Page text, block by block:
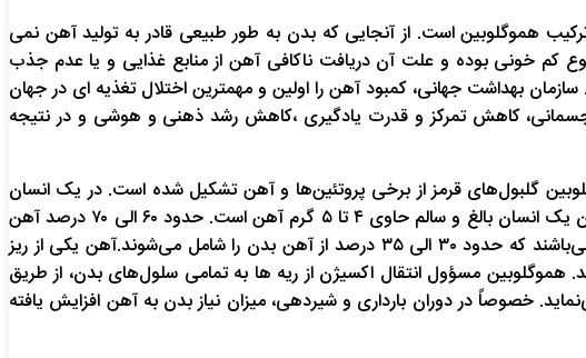
هموگلوبین است. از آنجایی که بدن به طور طبیعی قادر به تولید آهن نمی
کم خونی بوده و علت آن دریافت ناکافی آهن از منابع غذایی و یا عدم جذب
بهداشت جهانی، کمبود آهن را اولین و مهمترین اختلال تغذیه ای در جهان
کاهش تمرکز و قدرت یادگیری ،کاهش رشد ذهنی و هوشی و در نتیجه
گلبول‌های قرمز از برخی پروتئین‌ها و آهن تشکیل شده است. در یک انسان
سالم، حدود ۱۵ گرم هموگلوبین به ازاء هر ۱۰۰ سی‌سی خون وجود دارد. هر گرم هموگلوبین حاوی ۵/۳ میلی گرم آهن است. بدن یک انسان بالغ و سالم حاوی ۴ تا ۵ گرم آهن است. حدود ۶۰ الی ۷۰ درصد آهن
بدن در هموگلوبین موجود بوده و ذخایر موجود در کبد، طحال و مغز استخوان بزرگترین منبع آهن بعد از هموگلوبین در بدن می‌باشند که حدود ۳۰ الی ۳۵ درصد از آهن بدن را شامل می‌شوند.آهن یکی از ریز
مسؤول انتقال اکسیژن از ریه ها به تمامی سلول‌های بدن، از طریق
خصوصاً در دوران بارداری و شیردهی، میزان نیاز بدن به آهن افزایش یافته